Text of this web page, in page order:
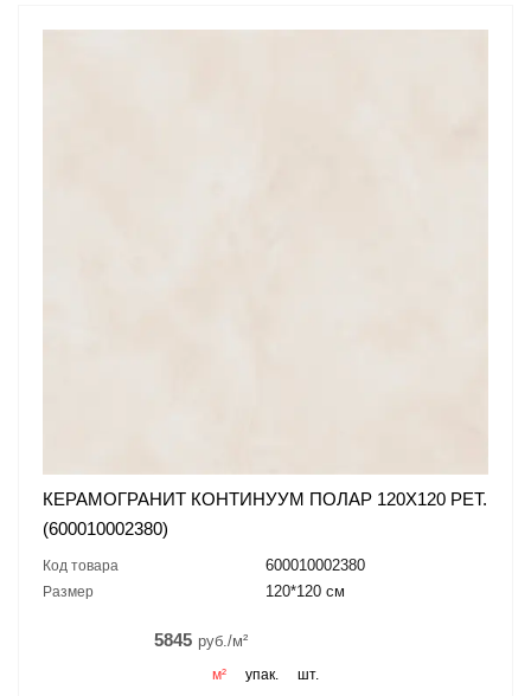
КЕРАМОГРАНИТ КОНТИНУУМ ПОЛАР 120X120 РЕТ.
(600010002380)
Код товара 600010002380
Размер 120*120 см
5845 руб./м²
м² упак. шт.